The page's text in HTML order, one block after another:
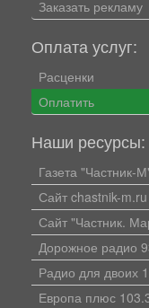
Заказать рекламу
Оплата услуг:
Расценки
Оплатить
Наши ресурсы:
Газета "Частник-
Сайт chastnik-m.ru
Сайт "Частник.
Дорожное радио
Радио для двоих
Европа плюс